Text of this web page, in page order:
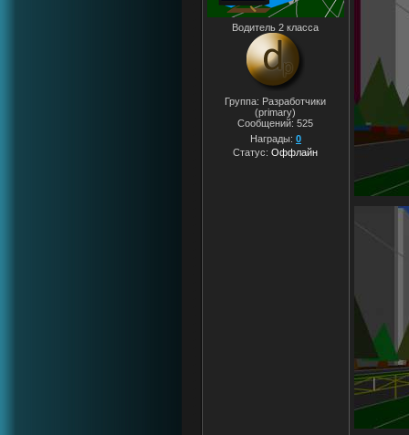
Водитель 2 класса
Группа: Разработчики
(primary)
Сообщений:525
Награды: 0
Статус:Оффлайн